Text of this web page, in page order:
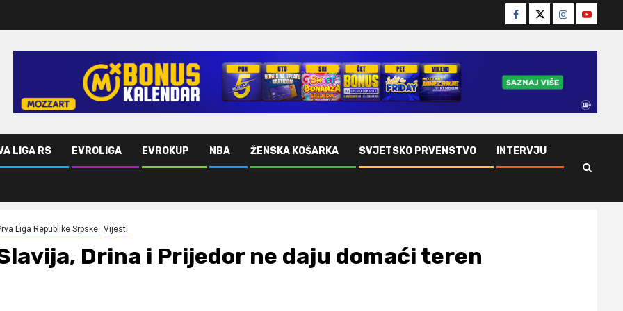
Facebook
TwitterInstagram
Youtube
LIGA RS EVROLIGA EVROKUP NBA ŽENSKA KOŠARKA SVJETSKO PRVENSTVO INTERVJU
Liga Republike Srpske Vijesti
Drina i Prijedor ne daju domaći teren